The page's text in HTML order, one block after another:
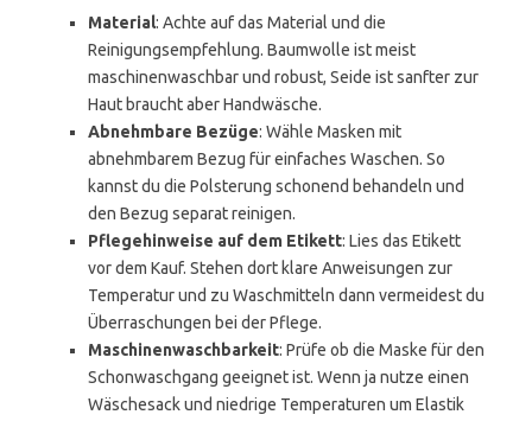
Material: Achte auf das Material und die
Reinigungsempfehlung. Baumwolle ist meist
maschinenwaschbar und robust, Seide ist sanfter zur
Haut braucht aber Handwäsche.
Abnehmbare Bezüge: Wähle Masken mit
abnehmbarem Bezug für einfaches Waschen. So
kannst du die Polsterung schonend behandeln und
den Bezug separat reinigen.
Pflegehinweise auf dem Etikett: Lies das Etikett
vor dem Kauf. Stehen dort klare Anweisungen zur
Temperatur und zu Waschmitteln dann vermeidest du
Überraschungen bei der Pflege.
Maschinenwaschbarkeit: Prüfe ob die Maske für den
Schonwaschgang geeignet ist. Wenn ja nutze einen
Wäschesack und niedrige Temperaturen um Elastik